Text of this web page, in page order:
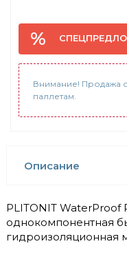
Внимание! Продажа
паллетам.
Описание
PLITONIT WaterProof
однокомпонентная
гидроизоляционная